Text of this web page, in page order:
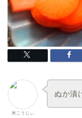
米こうじぃ
ぬか漬